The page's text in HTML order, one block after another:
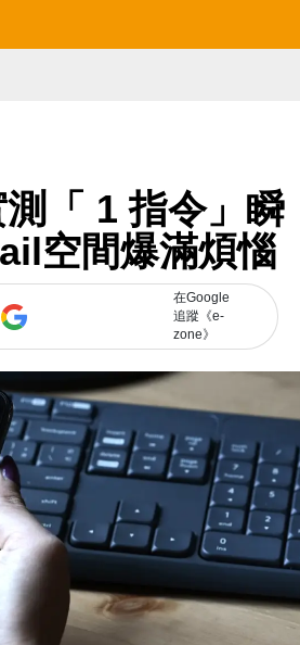
「 1 指令」瞬
空間爆滿煩惱
在Google
追蹤《e-
zone》